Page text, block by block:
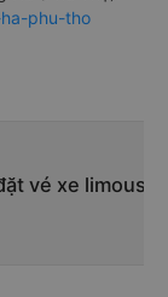
phu-tho
vé xe